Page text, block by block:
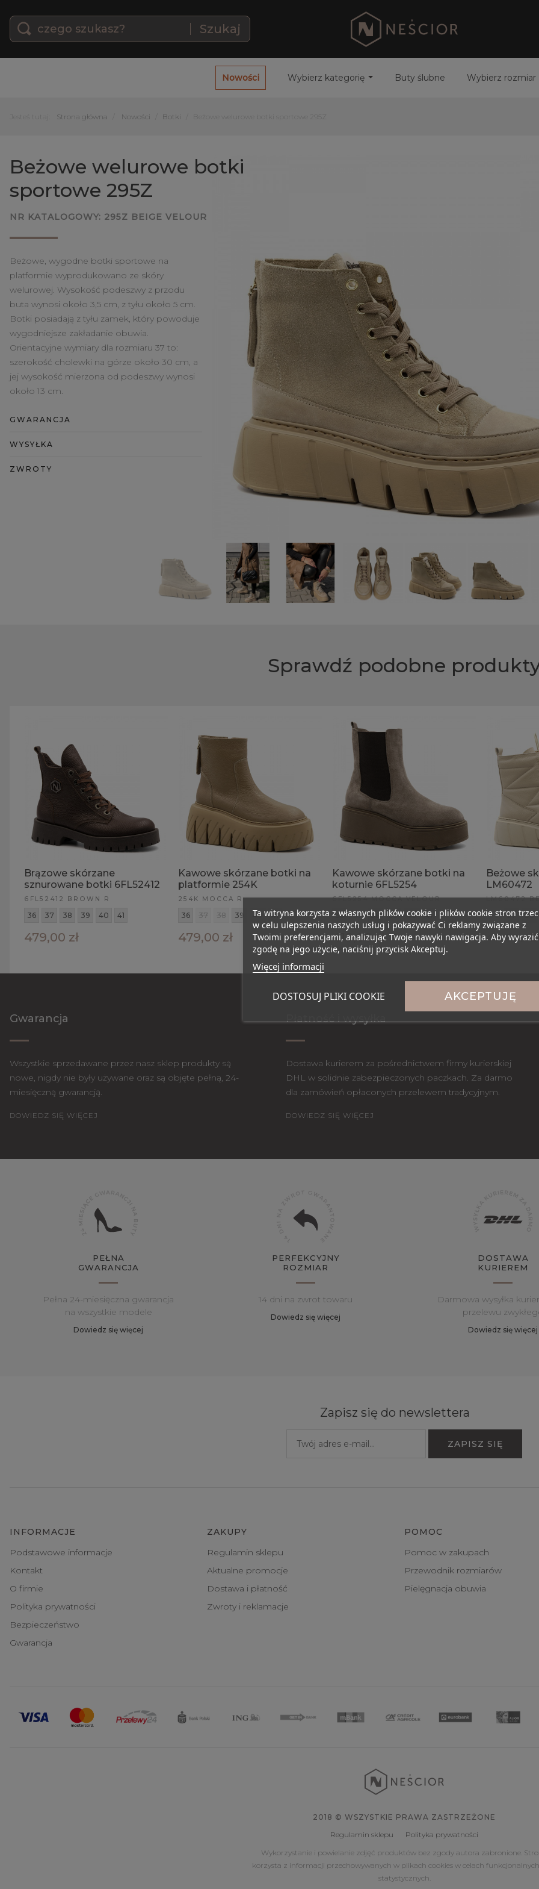
Szukaj
Nowości Wybierz kategorię Buty ślubne Wybierz rozmiar
Jesteś tutaj: Strona główna Nowości Botki Beżowe welurowe botki sportowe 295Z
Beżowe welurowe botki
sportowe 295Z
NR KATALOGOWY: 295Z BEIGE VELOUR
Beżowe, wygodne botki sportowe na
platformie wyprodukowano ze skóry
welurowej. Wysokość podeszwy z przodu
buta wynosi około 3,5 cm, z tyłu około 5 cm.
Botki posiadają z tyłu zamek, który powoduje
wygodniejsze zakładanie obuwia.
Orientacyjne wymiary dla rozmiaru 37 to:
szerokość cholewki na górze około 30 cm, a
jej wysokość mierzona od podeszwy wynosi
około 13 cm.
GWARANCJA
WYSYŁKA
ZWROTY
Sprawdź podobne
Brązowe skórzane
sznurowane botki 6FL52412
6FL52412 BROWN R
36 37 38 39 40 41
479,00 zł
Kawowe skórzane botki na
platformie 254K
254K MOCCA R
36 37 38 39 40 41
479,00 zł
Kawowe skórzane botki na
koturnie 6FL5254
6FL5254 MOCCA VELOUR
36 37 38 39 40 41
419,00 zł
Beżowe
LM60472
LM60472
36 37 38
479,00 zł
Gwarancja
Wszystkie sprzedawane przez nasz sklep produkty są
nowe, nigdy nie były używane oraz są objęte pełną, 24-
miesięczną gwarancją.
DOWIEDZ SIĘ WIĘCEJ
Płatność i wysyłka
Dostawa kurierem za pośrednictwem firmy kurierskiej
DHL w solidnie zabezpieczonych paczkach. Za darmo
dla zamówień opłaconych przelewem tradycyjnym.
DOWIEDZ SIĘ WIĘCEJ
PEŁNA
GWARANCJA
Pełna 24-miesięczna gwarancja
na wszystkie modele
Dowiedz się więcej
PERFEKCYJNY
ROZMIAR
14 dni na zwrot towaru
Dowiedz się więcej
DOSTAWA
KURIEREM
Darmowa wysyłka
przelewu
Dowiedz się więcej
Zapisz się do newslettera
INFORMACJE
Podstawowe informacje
Kontakt
O firmie
Polityka prywatności
Bezpieczeństwo
Gwarancja
ZAKUPY
Regulamin sklepu
Aktualne promocje
Dostawa i płatność
Zwroty i reklamacje
POMOC
Pomoc w zakupach
Przewodnik rozmiarów
Pielęgnacja obuwia
2018 © WSZYSTKIE PRAWA ZASTRZEŻONE
Regulamin sklepu
Polityka prywatności
Wykorzystanie i powielanie zdjęć produktów bez zgody autora zabronione.
korzysta z informacji przechowywanych w plikach cookies w celach
statystycznych.
Ta witryna korzysta z własnych plików cookie i plików cookie stron
w celu ulepszenia naszych usług i pokazywać Ci reklamy związane z
Twoimi preferencjami, analizując Twoje nawyki nawigacja. Aby wyrazić
zgodę na jego użycie, naciśnij przycisk Akceptuj.
Więcej informacji
DOSTOSUJ PLIKI COOKIE AKCEPTUJĘ